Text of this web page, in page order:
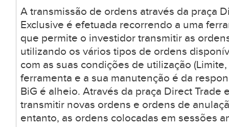
A transmissão de ordens através da praça
Exclusive é efetuada recorrendo a uma
que permite o investidor transmitir as
utilizando os vários tipos de ordens
com as suas condições de utilização
ferramenta e a sua manutenção é da
BiG é alheio. Através da praça Direct Trade
transmitir novas ordens e ordens de
entanto, as ordens colocadas em sessões